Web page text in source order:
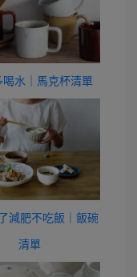
喝水｜馬克杯清單
減肥不吃飯｜飯碗
清單